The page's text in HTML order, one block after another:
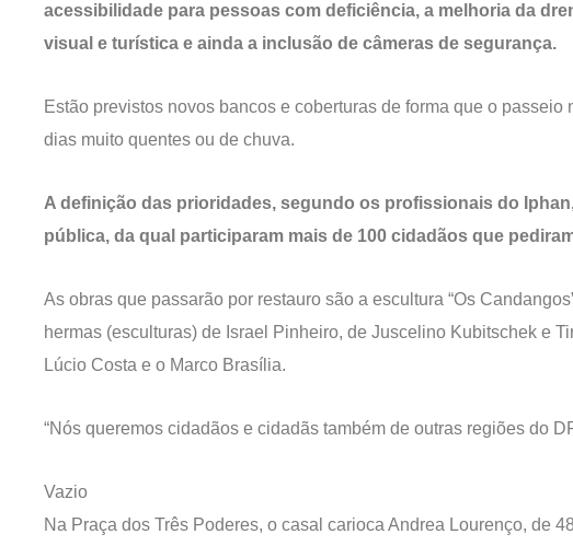
acessibilidade para pessoas com deficiência, a melhoria da
visual e turística e ainda a inclusão de câmeras de segurança.
Estão previstos novos bancos e coberturas de forma que o passeio
dias muito quentes ou de chuva.
A definição das prioridades, segundo os profissionais do
pública, da qual participaram mais de 100 cidadãos que
As obras que passarão por restauro são a escultura “Os
hermas (esculturas) de Israel Pinheiro, de Juscelino Kubitschek e
Lúcio Costa e o Marco Brasília.
“Nós queremos cidadãos e cidadãs também de outras regiões do
Vazio
Na Praça dos Três Poderes, o casal carioca Andrea Lourenço, de